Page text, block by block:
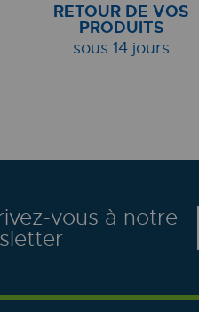
RETOUR DE VOS
PRODUITS
sous 14 jours
vous à notre